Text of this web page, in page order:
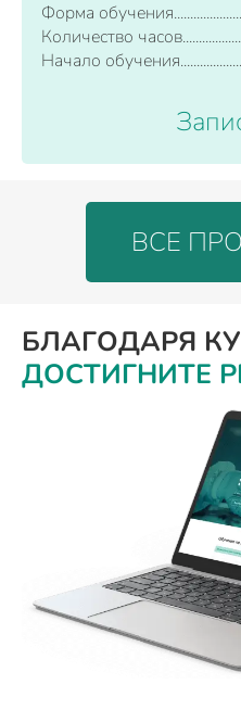
Форма обучения
Количество часов
Начало обучения
ВСЕ
БЛАГОДАРЯ
ДОСТИГНИТЕ